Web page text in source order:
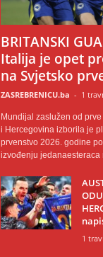
BRITANSKI
Italija je opet
na Svjetsko
ZASREBRENICU.ba - 1
Mundijal zaslužen od
i Hercegovina izborila je
prvenstvo 2026. godine
izvođenju jedanaesteraca
1